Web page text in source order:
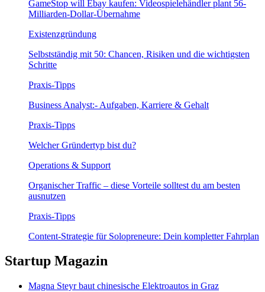
GameStop will Ebay kaufen: Videospielehändler plant 56-
Milliarden-Dollar-Übernahme
Existenzgründung
Selbstständig mit 50: Chancen, Risiken und die wichtigsten
Schritte
Praxis-Tipps
Business Analyst:- Aufgaben, Karriere & Gehalt
Praxis-Tipps
Welcher Gründertyp bist du?
Operations & Support
Organischer Traffic – diese Vorteile solltest du am besten
ausnutzen
Praxis-Tipps
Content-Strategie für Solopreneure: Dein kompletter Fahrplan
Startup Magazin
Magna Steyr baut chinesische Elektroautos in Graz